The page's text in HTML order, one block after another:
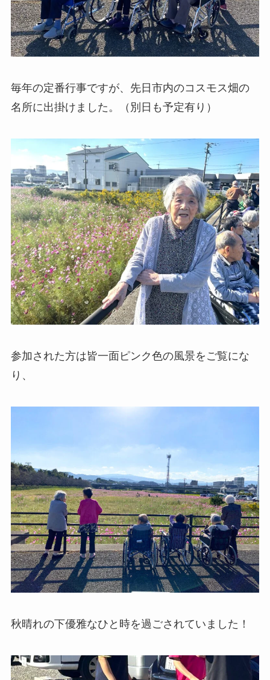
毎年の定番行事ですが、先日市内のコスモス畑の
名所に出掛けました。（別日も予定有り）
参加された方は皆一面ピンク色の風景をご覧にな
り、
秋晴れの下優雅なひと時を過ごされていました！